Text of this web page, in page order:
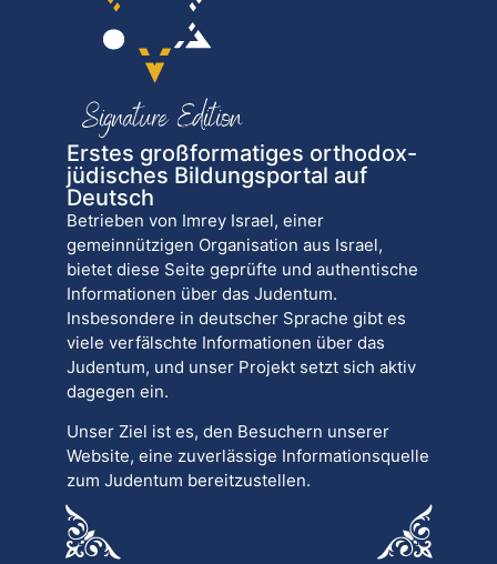
Erstes großformatiges orthodox-
jüdisches Bildungsportal auf
Deutsch
Betrieben von Imrey Israel, einer
gemeinnützigen Organisation aus Israel,
bietet diese Seite geprüfte und authentische
Informationen über das Judentum.
Insbesondere in deutscher Sprache gibt es
viele verfälschte Informationen über das
Judentum, und unser Projekt setzt sich aktiv
dagegen ein.
Unser Ziel ist es, den Besuchern unserer
Website, eine zuverlässige Informationsquelle
zum Judentum bereitzustellen.